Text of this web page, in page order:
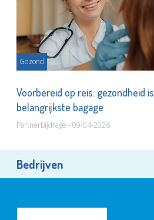
Gezond
Voorbereid op reis: gezondheid is
belangrijkste bagage
Partnerbijdrage - 09-04-2026
Bedrijven